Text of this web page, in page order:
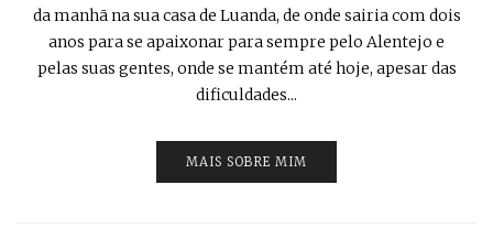
da manhã na sua casa de Luanda, de onde sairia com dois
anos para se apaixonar para sempre pelo Alentejo e
pelas suas gentes, onde se mantém até hoje, apesar das
dificuldades...
MAIS SOBRE MIM